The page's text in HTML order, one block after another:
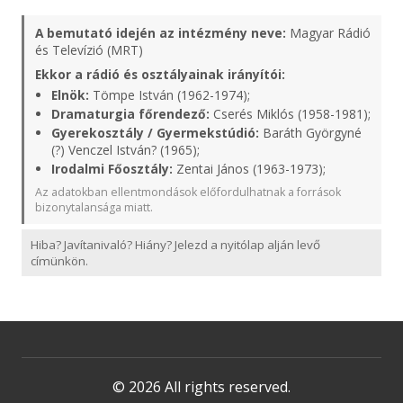
A bemutató idején az intézmény neve: Magyar Rádió
és Televízió (MRT)
Ekkor a rádió és osztályainak irányítói:
Elnök: Tömpe István (1962-1974);
Dramaturgia főrendező: Cserés Miklós (1958-1981);
Gyerekosztály / Gyermekstúdió: Baráth Györgyné
(?) Venczel István? (1965);
Irodalmi Főosztály: Zentai János (1963-1973);
Az adatokban ellentmondások előfordulhatnak a források
bizonytalansága miatt.
Hiba? Javítanivaló? Hiány? Jelezd a nyitólap alján levő
címünkön.
© 2026 All rights reserved.